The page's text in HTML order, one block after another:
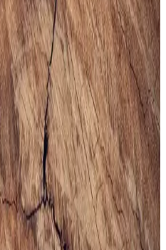
Lacivert Rugan
erkek kemeri, şık tasarımı
Parlak yüzeyi ve modern
tercih edilir, dikkat çekici bir
Şıklık ve Konforun
ve rahatlığı bir arada sunar. Çok
gardırobunuza şıklık katın,
Seçimi ve
Rehber